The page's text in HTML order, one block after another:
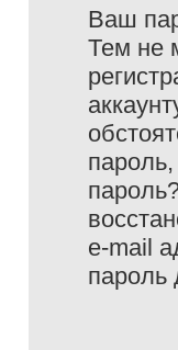
Ваш
Тем не
e-mail
пароль